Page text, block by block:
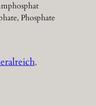
Phosphate